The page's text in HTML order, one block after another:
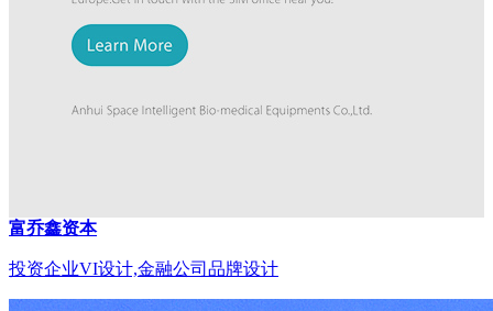
富乔鑫资本
投资企业VI设计,金融公司品牌设计